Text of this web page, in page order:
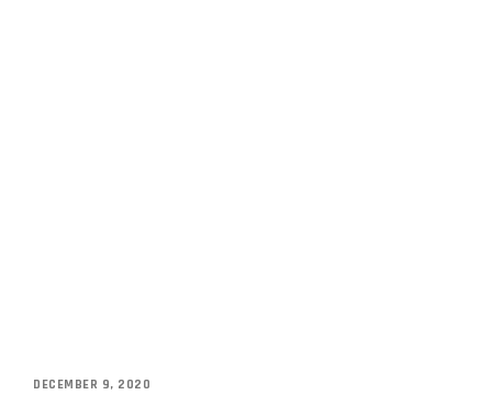
DECEMBER 9, 2020